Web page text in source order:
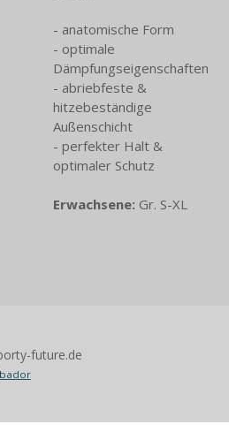
- anatomische Form
- optimale
Dämpfungseigenschaften
- abriebfeste &
hitzebeständige
Außenschicht
- perfekter Halt &
optimaler Schutz
Erwachsene: Gr. S-XL
future.de